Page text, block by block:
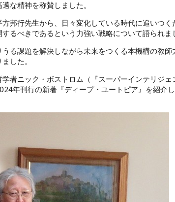
な精神を称賛しました。
邦行先生から、日々変化している時代に追いつ
るべきであるという力強い戦略について語られま
る課題を解決しながら未来をつくる本機構の教
した。
者ニック・ボストロム（『スーパーインテリジ
年刊行の新著『ディープ・ユートピア』を紹介